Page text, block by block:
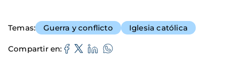
Temas Guerra y conflicto Iglesia católica
Compartir en